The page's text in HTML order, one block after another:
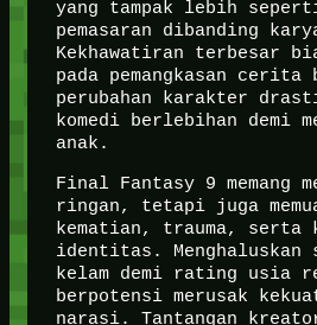
yang tampak lebih seperti
pemasaran dibanding
Kekhawatiran terbesar
pada pemangkasan cerita
perubahan karakter
komedi berlebihan demi
anak.
Final Fantasy 9 memang
ringan, tetapi juga
kematian, trauma,
identitas. Menghaluskan
kelam demi rating usia
berpotensi merusak
narasi. Tantangan